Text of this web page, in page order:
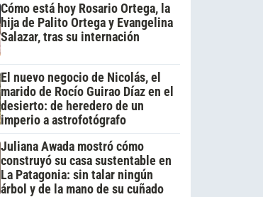
Cómo está hoy Rosario Ortega, la
hija de Palito Ortega y Evangelina
Salazar, tras su internación
El nuevo negocio de Nicolás, el
marido de Rocío Guirao Díaz en el
desierto: de heredero de un
imperio a astrofotógrafo
Juliana Awada mostró cómo
construyó su casa sustentable en
La Patagonia: sin talar ningún
árbol y de la mano de su cuñado